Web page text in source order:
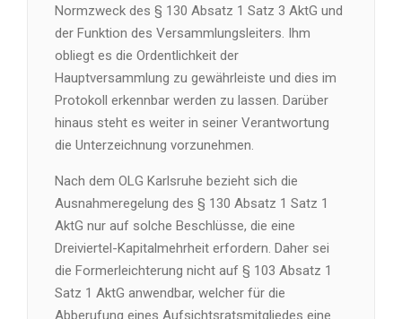
Normzweck des § 130 Absatz 1 Satz 3 AktG und
der Funktion des Versammlungsleiters. Ihm
obliegt es die Ordentlichkeit der
Hauptversammlung zu gewährleiste und dies im
Protokoll erkennbar werden zu lassen. Darüber
hinaus steht es weiter in seiner Verantwortung
die Unterzeichnung vorzunehmen.
Nach dem OLG Karlsruhe bezieht sich die
Ausnahmeregelung des § 130 Absatz 1 Satz 1
AktG nur auf solche Beschlüsse, die eine
Dreiviertel-Kapitalmehrheit erfordern. Daher sei
die Formerleichterung nicht auf § 103 Absatz 1
Satz 1 AktG anwendbar, welcher für die
Abberufung eines Aufsichtsratsmitgliedes eine